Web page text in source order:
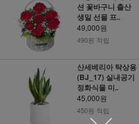
션 꽃바구니 출산
생일 선물 프..
49,000원
490원 적립
산세베리아 탁상용
(BJ_17) 실내공기
정화식물 미..
45,000원
450원 적립